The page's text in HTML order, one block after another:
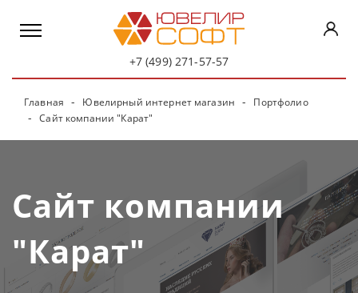
+7 (499) 271-57-57
Главная Ювелирный интернет магазин
Портфолио
Сайт компании "Карат"
Сайт компании
"Карат"